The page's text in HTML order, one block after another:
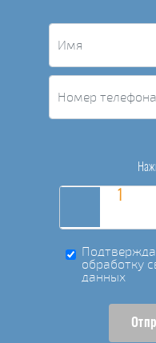
обработку
данных